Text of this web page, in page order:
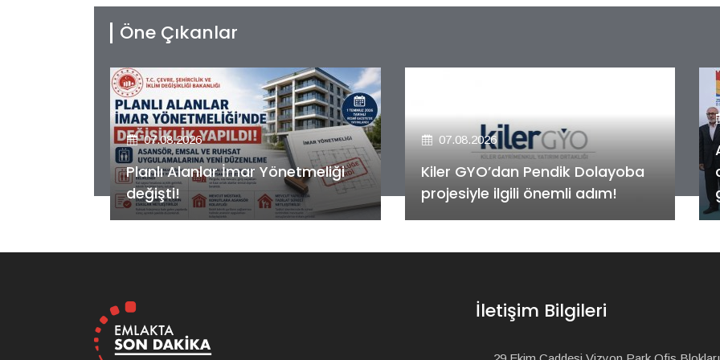
Öne Çıkanlar
07.08.2026
Kiler GYO’dan Pendik Dolayoba
projesiyle ilgili önemli adım!
07.08.2026
Alya Merkezefendi Konutları'nın
anahtar teslim töreni
gerçekleştirildi!
İletişim Bilgileri